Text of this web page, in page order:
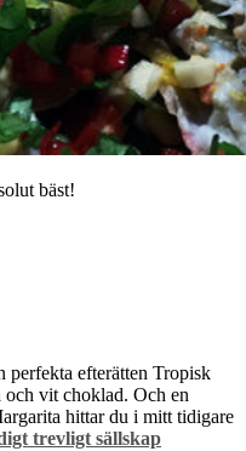
bäst!
perfekta efterätten Tropisk
vit choklad. Och en
hittar du i mitt tidigare
trevligt sällskap